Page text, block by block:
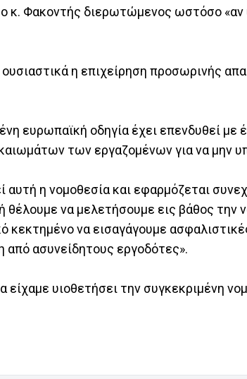
ο κ. Φακοντής διερωτώμενος ωστόσο
η επιχείρηση προσωρινής
ευρωπαϊκή οδηγία έχει επενδυθεί με
των εργαζομένων για να μην
η νομοθεσία και εφαρμόζεται
θέλουμε να μελετήσουμε εις βάθος την
κεκτημένο να εισαγάγουμε
ασυνείδητους εργοδότες».
υιοθετήσει την συγκεκριμένη